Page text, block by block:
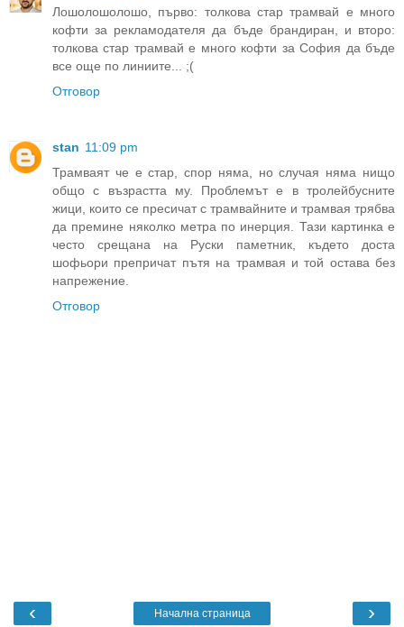
Лошолошолошо, първо: толкова стар трамвай е много
кофти за рекламодателя да бъде брандиран, и второ:
толкова стар трамвай е много кофти за София да бъде
все още по линиите... ;(
Отговор
stan 11:09 pm
Трамваят че е стар, спор няма, но случая няма нищо
общо с възрастта му. Проблемът е в тролейбусните
жици, които се пресичат с трамвайните и трамвая трябва
да премине няколко метра по инерция. Тази картинка е
често срещана на Руски паметник, където доста
шофьори препричат пътя на трамвая и той остава без
напрежение.
Отговор
‹ ›
Начална страница